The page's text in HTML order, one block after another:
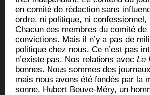
en comi­té de rédac­tion sans
ordre, ni poli­tique, ni confes­sion­nel,
Cha­cun des membres du comi­té de
convic­tions. Mais il n’y a pas de
poli­tique chez nous. Ce n’est pas
n’existe pas. Nos rela­tions avecLe
bonnes. Nous sommes des
mais nous avons été fon­dés par la
sonne, Hubert Beuve-Méry, un